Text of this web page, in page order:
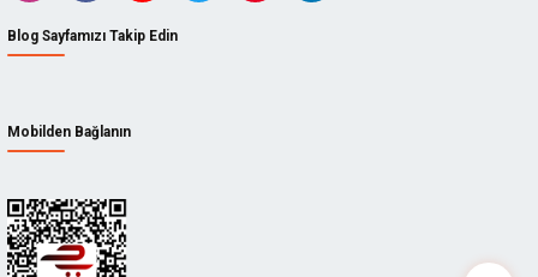
Blog Sayfamızı Takip Edin
Mobilden Bağlanın